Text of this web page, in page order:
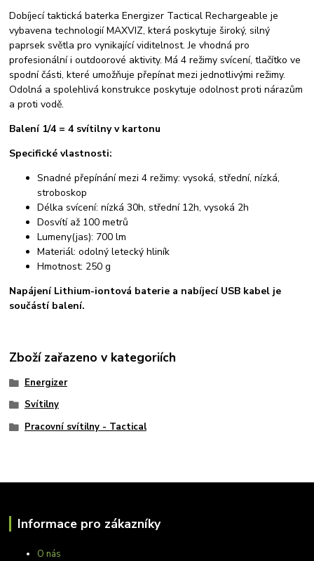
Dobíjecí taktická baterka Energizer Tactical Rechargeable je
vybavena technologií MAXVIZ, která poskytuje široký, silný
paprsek světla pro vynikající viditelnost. Je vhodná pro
profesionální i outdoorové aktivity. Má 4 režimy svícení, tlačítko ve
spodní části, které umožňuje přepínat mezi jednotlivými režimy.
Odolná a spolehlivá konstrukce poskytuje odolnost proti nárazům
a proti vodě.
Balení 1/4 = 4 svítilny v kartonu
Specifické vlastnosti:
Snadné přepínání mezi 4 režimy: vysoká, střední, nízká,
stroboskop
Délka svícení: nízká 30h, střední 12h, vysoká 2h
Dosvítí až 100 metrů
Lumeny(jas): 700 lm
Materiál: odolný letecký hliník
Hmotnost: 250 g
Napájení Lithium-iontová baterie a nabíjecí USB kabel je
součástí balení.
Zboží zařazeno v kategoriích
Energizer
Svítilny
Pracovní svítilny - Tactical
Informace pro zákazníky
O nás